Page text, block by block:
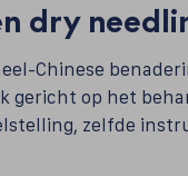
dry
Chinese
gericht op het
zelfde